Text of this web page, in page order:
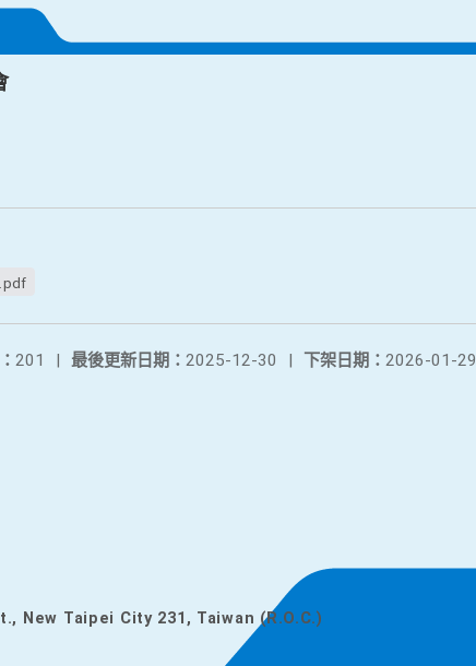
下架日期： 2026-01-29
最後更新日期： 2025-12-30 |
201 |
New Taipei City 231, Taiwan (R.O.C.)